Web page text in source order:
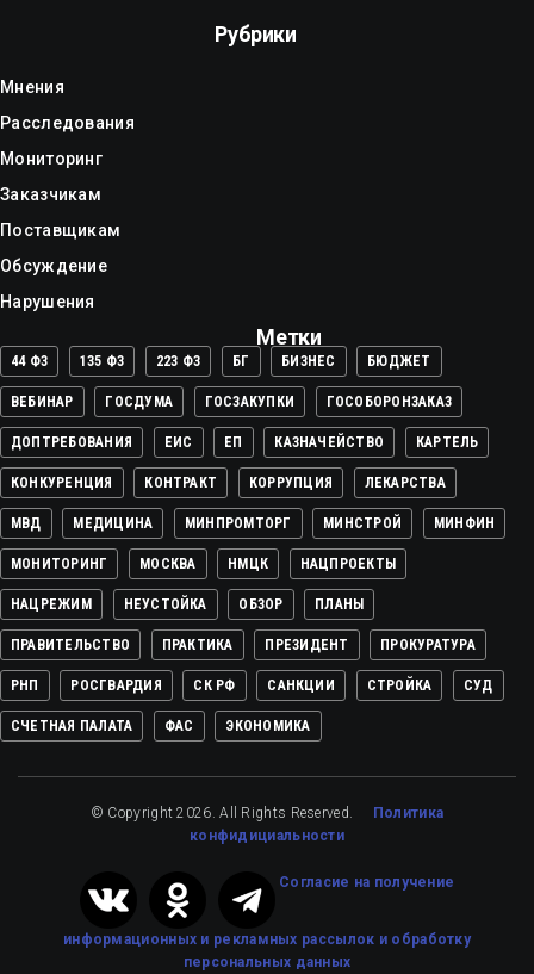
Рубрики
Мнения
Расследования
Мониторинг
Заказчикам
Поставщикам
Обсуждение
Нарушения
Метки
44 ФЗ 135 ФЗ 223 ФЗ БГ БИЗНЕС БЮДЖЕТ
ВЕБИНАР ГОСДУМА ГОСЗАКУПКИ ГОСОБОРОНЗАКАЗ
ДОПТРЕБОВАНИЯ ЕИС ЕП КАЗНАЧЕЙСТВО КАРТЕЛЬ
КОНКУРЕНЦИЯ КОНТРАКТ КОРРУПЦИЯ ЛЕКАРСТВА
МВД МЕДИЦИНА МИНПРОМТОРГ МИНСТРОЙ МИНФИН
МОНИТОРИНГ МОСКВА НМЦК НАЦПРОЕКТЫ
НАЦРЕЖИМ НЕУСТОЙКА ОБЗОР ПЛАНЫ
ПРАВИТЕЛЬСТВО ПРАКТИКА ПРЕЗИДЕНТ ПРОКУРАТУРА
РНП РОСГВАРДИЯ СК РФ САНКЦИИ СТРОЙКА СУД
СЧЕТНАЯ ПАЛАТА ФАС ЭКОНОМИКА
© Copyright 2026. All Rights Reserved.
Политика
конфидициальности
Cогласие на получение
информационных и рекламных рассылок и обработку
персональных данных